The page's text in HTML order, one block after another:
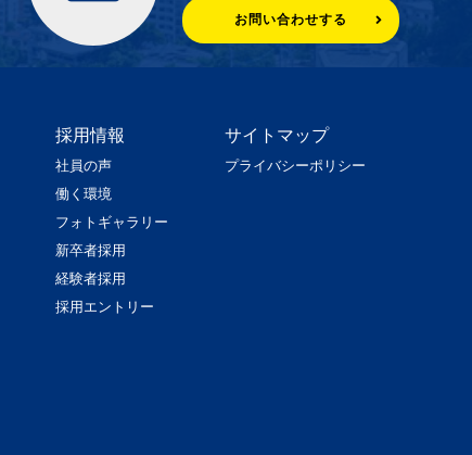
お問い合わせする
採用情報
社員の声
働く環境
フォトギャラリー
新卒者採用
経験者採用
採用エントリー
サイトマップ
プライバシーポリシー